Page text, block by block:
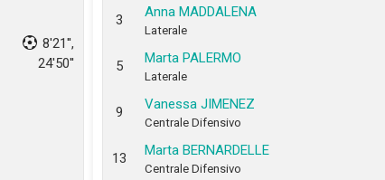
8'21'',
24'50''
3 Anna MADDALENA
Laterale
5 Marta PALERMO
Laterale
9 Vanessa JIMENEZ
Centrale Difensivo
13 Marta BERNARDELLE
Centrale Difensivo